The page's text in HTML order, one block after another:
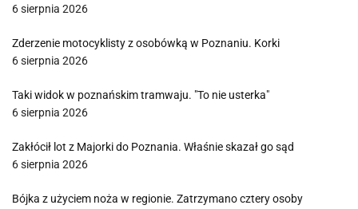
6 sierpnia 2026
Zderzenie motocyklisty z osobówką w Poznaniu. Korki
6 sierpnia 2026
Taki widok w poznańskim tramwaju. "To nie usterka"
6 sierpnia 2026
Zakłócił lot z Majorki do Poznania. Właśnie skazał go sąd
6 sierpnia 2026
Bójka z użyciem noża w regionie. Zatrzymano cztery osoby